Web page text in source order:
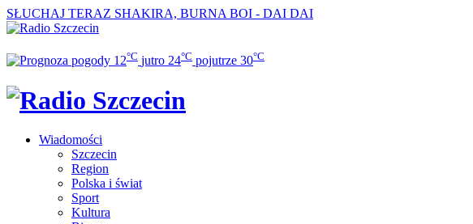
SŁUCHAJ TERAZ SHAKIRA, BURNA BOI - DAI DAI
12°C jutro 24°C pojutrze 30°C
Wiadomości
Szczecin
Region
Polska i świat
Sport
Kultura